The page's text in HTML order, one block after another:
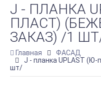
J - ПЛАНКА
ПЛАСТ)
ЗАКАЗ) /1
Главная
ФАСАД
J - планка UPLAST
шт/